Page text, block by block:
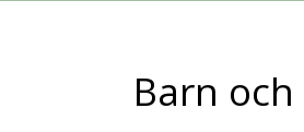
Barn